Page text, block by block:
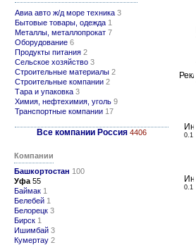
Авиа авто ж/д море техника 3
Бытовые товары, одежда 1
Металлы, металлопрокат 7
Оборудование 6
Продукты питания 2
Сельское хозяйство 3
Строительные материалы 2
Строительные компании 2
Тара и упаковка 3
Химия, нефтехимия, уголь 9
Транспортные компании 17
Все компании Россия 4406
Компании
Башкортостан 100
Уфа 55
Баймак 1
Белебей 1
Белорецк 3
Бирск 1
Ишимбай 3
Кумертау 2
0.1
0.1